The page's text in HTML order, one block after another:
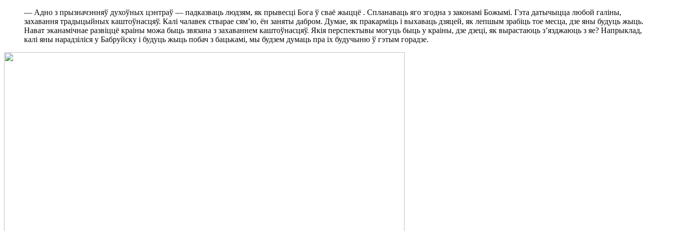
— Адно з прызначэнняў духоўных цэнтраў — падказваць людзям, як прывесці Бога ў сваё жыццё . Спланаваць яго згодна з законамі Божымі. Гэта датычыцца любой галіны,
захавання традыцыйных каштоўнасцяў. Калі чалавек стварае сям’ю, ён заняты дабром. Думае, як пракарміць і выхаваць дзяцей, як лепшым зрабіць тое месца, дзе яны будуць жыць.
Нават эканамічнае развіццё краіны можа быць звязана з захаваннем каштоўнасцяў. Якія перспектывы могуць быць у краіны, дзе дзеці, як вырастаюць з’язджаюць з яе? Напрыклад,
калі яны нарадзіліся у Бабруйску і будуць жыць побач з бацькамі, мы будзем думаць пра іх будучыню ў гэтым горадзе.